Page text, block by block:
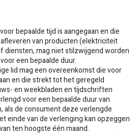
bepaalde tijd is aangegaan en die
van producten (elektriciteit
diensten, mag niet stilzwijgend worden
een bepaalde duur.
lid mag een overeenkomst die voor
en die strekt tot het geregeld
en weekbladen en tijdschriften
voor een bepaalde duur van
als de consument deze verlengde
einde van de verlenging kan opzeggen
ten hoogste één maand.